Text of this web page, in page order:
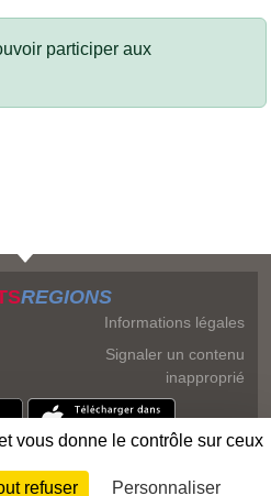
participer aux
REGIONS
Informations légales
Signaler un contenu
inapproprié
Connexion
vous donne le contrôle sur ceux
refuser Personnaliser